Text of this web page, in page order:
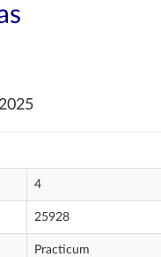
4
25928
Practicum